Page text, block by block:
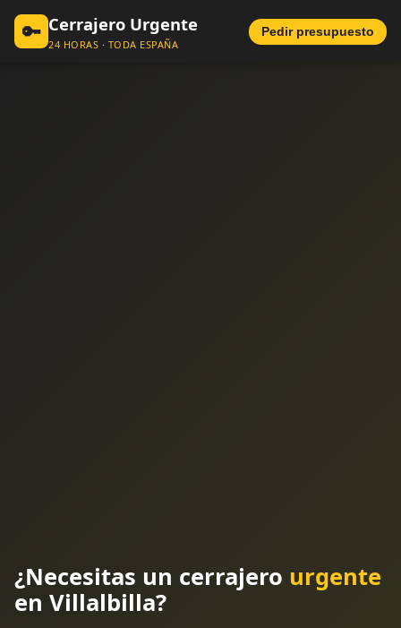
🔑 Cerrajero Urgente
24 HORAS · TODA ESPAÑA
Pedir presupuesto
¿Necesitas un cerrajero urgente
en Villalbilla?